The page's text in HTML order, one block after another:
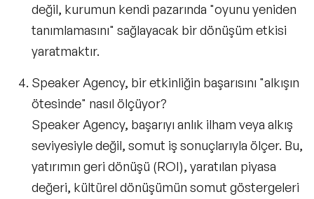
değil, kurumun kendi pazarında "oyunu yeniden
tanımlamasını" sağlayacak bir dönüşüm etkisi
yaratmaktır.
Speaker Agency, bir etkinliğin başarısını "alkışın
ötesinde" nasıl ölçüyor?
Speaker Agency, başarıyı anlık ilham veya alkış
seviyesiyle değil, somut iş sonuçlarıyla ölçer. Bu,
yatırımın geri dönüşü (ROI), yaratılan piyasa
değeri, kültürel dönüşümün somut göstergeleri